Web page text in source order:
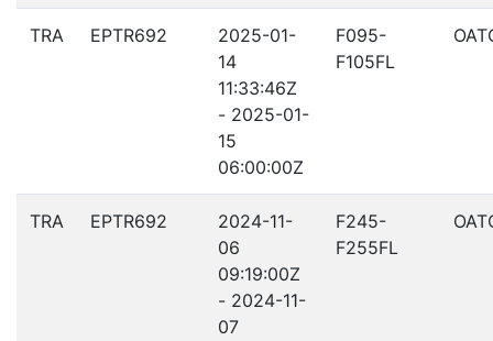
TRA EPTR692
2025-01-
14
11:33:46Z
- 2025-01-
15
06:00:00Z
F095-
F105FL
TRA EPTR692
2024-11-
06
09:19:00Z
- 2024-11-
07
F245-
F255FL